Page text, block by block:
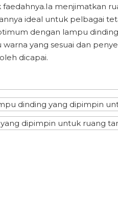
menjimatkan
ideal untuk pelbagai
dengan lampu
yang sesuai dan
dicapai.
dinding yang dipimpin
dipimpin untuk ruang